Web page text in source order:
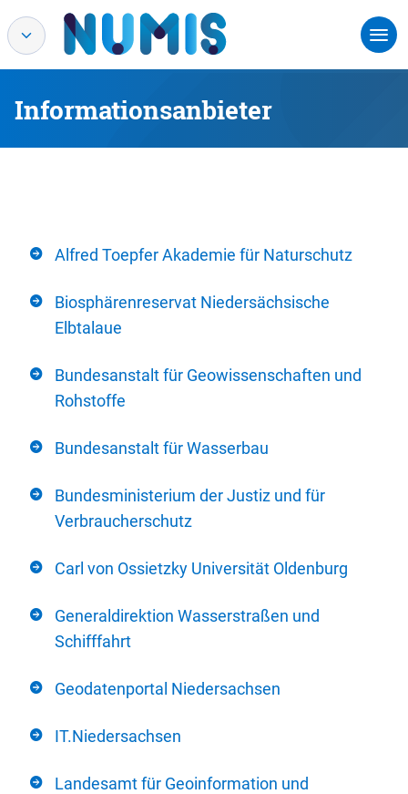
Informationsanbieter
Alfred Toepfer Akademie für Naturschutz
Biosphärenreservat Niedersächsische
Elbtalaue
Bundesanstalt für Geowissenschaften und
Rohstoffe
Bundesanstalt für Wasserbau
Bundesministerium der Justiz und für
Verbraucherschutz
Carl von Ossietzky Universität Oldenburg
Generaldirektion Wasserstraßen und
Schifffahrt
Geodatenportal Niedersachsen
IT.Niedersachsen
Landesamt für Geoinformation und